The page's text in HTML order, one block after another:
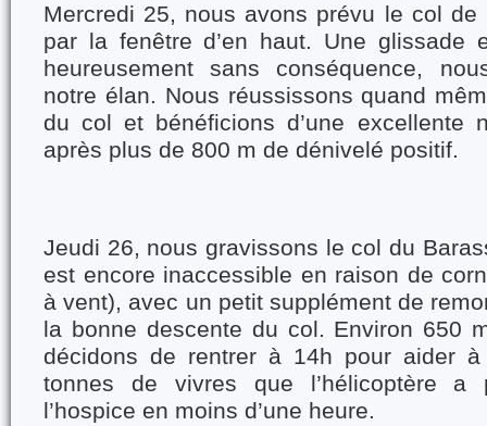
Mercredi 25, nous avons prévu le col de
par la fenêtre d’en haut. Une glissade
heureusement sans conséquence,
notre élan. Nous réussissons quand
du col et bénéficions d’une excellente
après plus de 800 m de dénivelé positif.
Jeudi 26, nous gravissons le col du
est encore inaccessible en raison de
à vent), avec un petit supplément de
la bonne descente du col. Environ 650
décidons de rentrer à 14h pour aider
tonnes de vivres que l’hélicoptère
l’hospice en moins d’une heure.